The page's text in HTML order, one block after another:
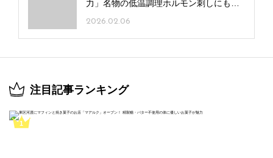
力」名物の低温調理ホルモン刺しにも注
2026.02.06
注目記事ランキング